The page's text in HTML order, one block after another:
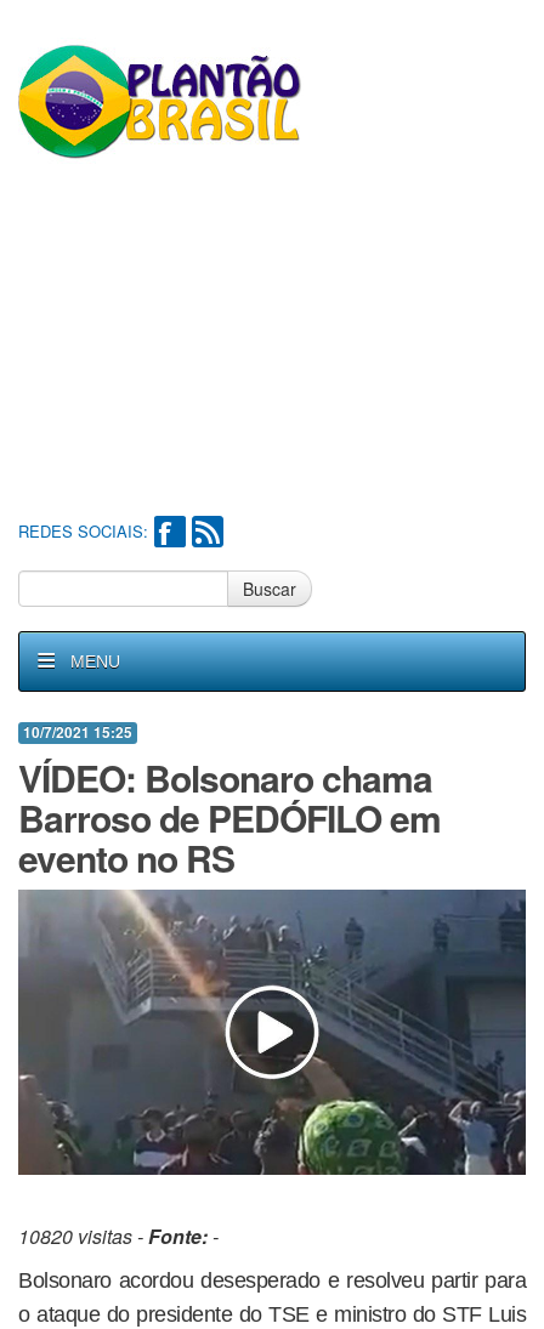
REDES SOCIAIS:
Buscar
MENU
10/7/2021 15:25
VÍDEO: Bolsonaro chama
Barroso de PEDÓFILO em
evento no RS
10820 visitas -Fonte:-
Bolsonaro acordou desesperado e resolveu partir para
o ataque do presidente do TSE e ministro do STF Luis